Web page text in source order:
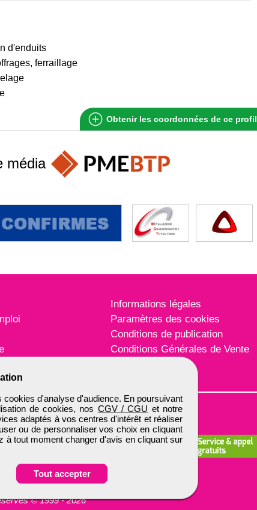
d'enduits
ferraillage
Obtenir les coordonnées de ce profil
d'analyse d'audience. En poursuivant
de cookies, nos CGV / CGU et notre
adaptés à vos centres d'intérêt et réaliser
ou de personnaliser vos choix en cliquant
à tout moment changer d'avis en cliquant sur
Tout accepter
média
Informations légales
Paramètres des cookies
Conditions de publication
Conditions Générales de Vente
© 1999 - 2026